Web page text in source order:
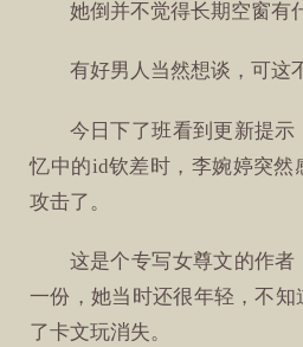
她倒并不觉得长期空窗有
有好男人当然想谈，可这
今日下了班看到更新提
忆中的id钦差时，李婉婷突然
攻击了。
这是个专写女尊文的作
一份，她当时还很年轻，不
了卡文玩消失。